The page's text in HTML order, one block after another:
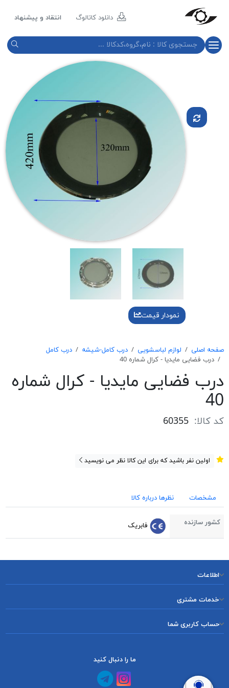
دانلود کاتالوگ انتقاد و پیشنهاد
نمودار قیمت
صفحه اصلی لوازم لباسشویی درب کامل-شیشه
درب کامل
درب فضايی مايديا - كرال شماره 40
درب فضايی مايديا - كرال شماره
40
کد کالا: 60355
اولین نفر باشید که برای این کالا نظر می نویسید
مشخصات نظرها درباره کالا
کشور سازنده فابریک
اطلاعات
خدمات مشتری
حساب کاربری شما
ما را دنبال کنید
کانال آپارات
کانال تلگرام